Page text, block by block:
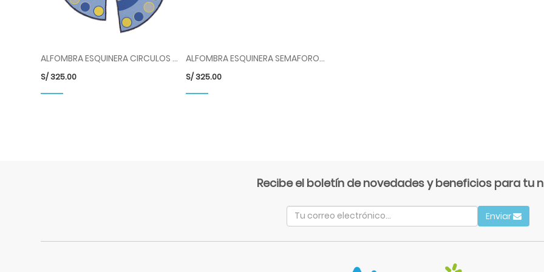
ALFOMBRA ESQUINERA CIRCULOS COD 13064 HOK
S/325.00
ALFOMBRA ESQUINERA SEMAFORO COD 13057 HOK
S/325.00
Recibe el boletín de novedades y beneficios para tu
Enviar